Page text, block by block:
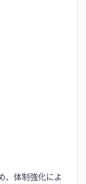
、体制強化によ